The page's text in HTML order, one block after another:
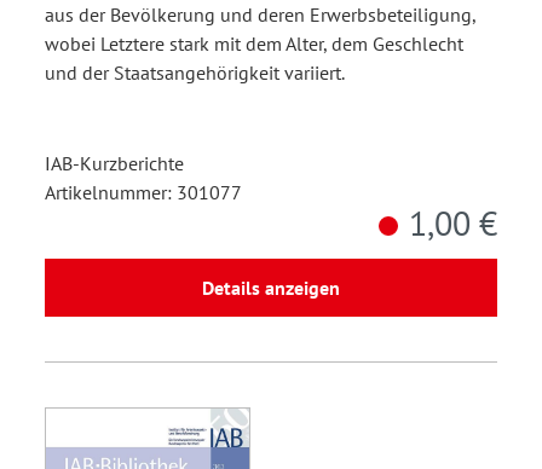
aus der Bevölkerung und deren Erwerbsbeteiligung,
wobei Letztere stark mit dem Alter, dem Geschlecht
und der Staatsangehörigkeit variiert.
IAB-Kurzberichte
Artikelnummer: 301077
1,00 €
Details anzeigen